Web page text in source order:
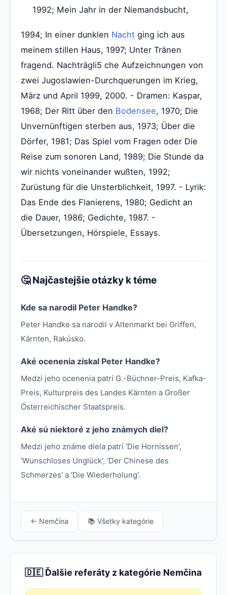
1992; Mein Jahr in der Niemandsbucht,
1994; In einer dunklen Nacht ging ich aus
meinem stillen Haus, 1997; Unter Tränen
fragend. Nachträgli5 che Aufzeichnungen von
zwei Jugoslawien-Durchquerungen im Krieg,
März und April 1999, 2000. - Dramen: Kaspar,
1968; Der Ritt über den Bodensee, 1970; Die
Unvernünftigen sterben aus, 1973; Über die
Dörfer, 1981; Das Spiel vom Fragen oder Die
Reise zum sonoren Land, 1989; Die Stunde da
wir nichts voneinander wußten, 1992;
Zurüstung für die Unsterblichkeit, 1997. - Lyrik:
Das Ende des Flanierens, 1980; Gedicht an
die Dauer, 1986; Gedichte, 1987. -
Übersetzungen, Hörspiele, Essays.
🤔 Najčastejšie otázky k téme
Kde sa narodil Peter Handke?
Peter Handke sa narodil v Altenmarkt bei Griffen,
Kärnten, Rakúsko.
Aké ocenenia získal Peter Handke?
Medzi jeho ocenenia patrí G.-Büchner-Preis, Kafka-
Preis, Kulturpreis des Landes Kärnten a Großer
Österreichischer Staatspreis.
Aké sú niektoré z jeho známych diel?
Medzi jeho známe diela patrí 'Die Hornissen',
'Wunschloses Unglück', 'Der Chinese des
Schmerzes' a 'Die Wiederholung'.
← Nemčina 📚 Všetky kategórie
🇩🇪 Ďalšie referáty z kategórie Nemčina